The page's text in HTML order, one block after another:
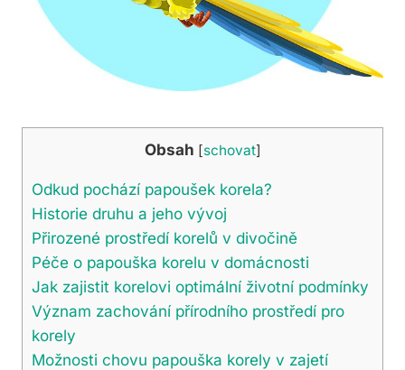
Obsah [schovat]
Odkud pochází papoušek korela?
Historie druhu a jeho vývoj
Přirozené prostředí korelů v divočině
Péče o papouška korelu v domácnosti
Jak zajistit korelovi optimální životní podmínky
Význam zachování přírodního prostředí pro
korely
Možnosti chovu papouška korely v zajetí